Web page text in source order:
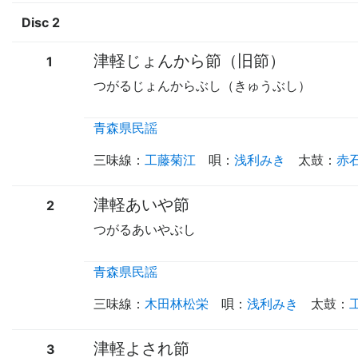
Disc 2
1 津軽じょんから節（旧節）
つがるじょんからぶし（きゅうぶし）
青森県民謡
三味線 ： 工藤菊江 唄 ： 浅利みき 太鼓 ： 赤
2 津軽あいや節
つがるあいやぶし
青森県民謡
三味線 ： 木田林松栄 唄 ： 浅利みき 太鼓 ：
3 津軽よされ節